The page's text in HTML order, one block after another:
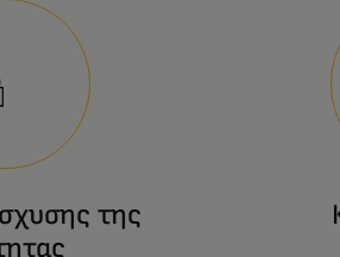
της